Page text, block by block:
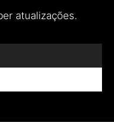
atualizações.